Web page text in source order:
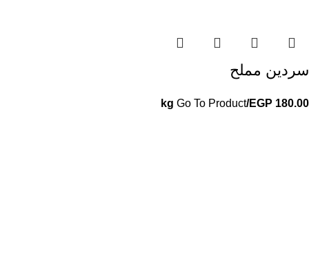
سردين مملح
EGP 180.00
/kg
Go To Product